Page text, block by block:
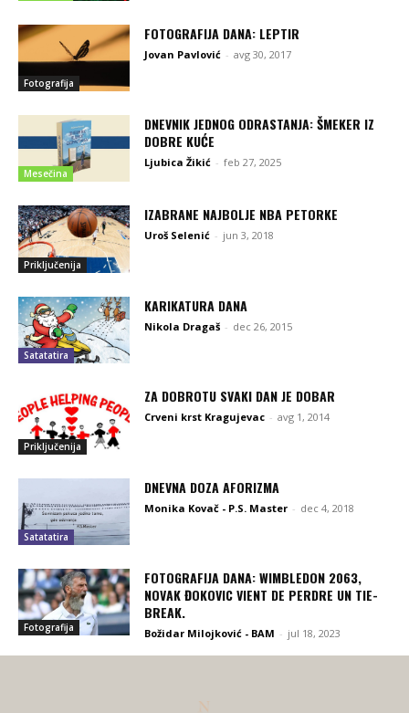
Fotografija
FOTOGRAFIJA DANA: LEPTIR
Jovan Pavlović - avg 30, 2017
Mesečina
DNEVNIK JEDNOG ODRASTANJA: ŠMEKER IZ
DOBRE KUĆE
Ljubica Žikić - feb 27, 2025
Priključenija
IZABRANE NAJBOLJE NBA PETORKE
Uroš Selenić - jun 3, 2018
Satatatira
KARIKATURA DANA
Nikola Dragaš - dec 26, 2015
Priključenija
ZA DOBROTU SVAKI DAN JE DOBAR
Crveni krst Kragujevac - avg 1, 2014
Satatatira
DNEVNA DOZA AFORIZMA
Monika Kovač - P.S. Master - dec 4, 2018
Fotografija
FOTOGRAFIJA DANA: WIMBLEDON 2063,
NOVAK ĐOKOVIC VIENT DE PERDRE UN TIE-
BREAK.
Božidar Milojković - BAM - jul 18, 2023